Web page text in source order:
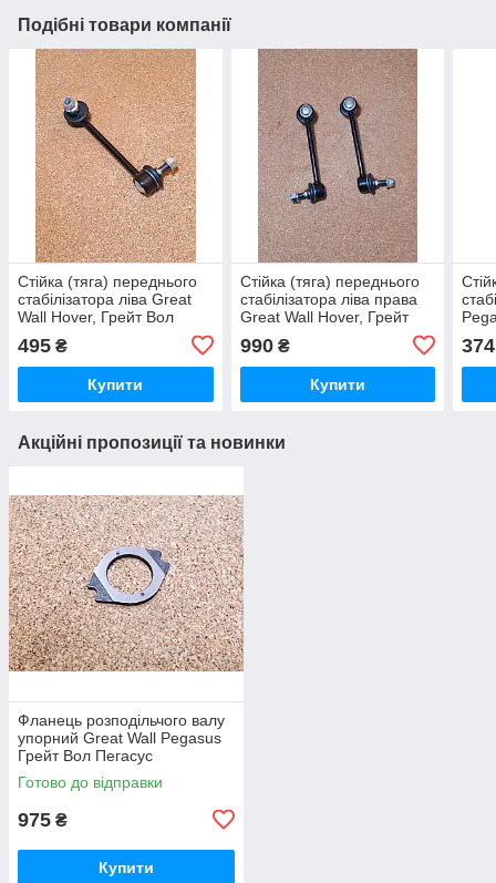
Подібні товари компанії
Стійка (тяга) переднього
стабілізатора ліва Great
Wall Hover, Грейт Вол
495 ₴
Купити
Стійка (тяга) переднього
стабілізатора ліва права
Great Wall Hover, Грейт
990₴
Купити
374
Акційні пропозиції та новинки
Фланець розподільчого валу
упорний Great Wall Pegasus
Грейт Вол Пегасус
Готово до відправки
975 ₴
Купити